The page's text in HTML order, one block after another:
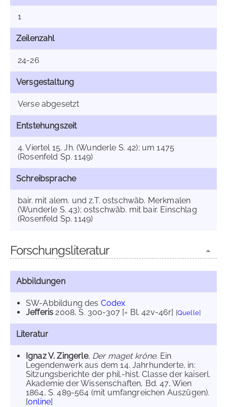
1
Zeilenzahl
24-26
Versgestaltung
Verse abgesetzt
Entstehungszeit
4. Viertel 15. Jh. (Wunderle S. 42); um 1475
(Rosenfeld Sp. 1149)
Schreibsprache
bair. mit alem. und z.T. ostschwäb. Merkmalen
(Wunderle S. 43); ostschwäb. mit bair. Einschlag
(Rosenfeld Sp. 1149)
Forschungsliteratur
Abbildungen
SW-Abbildung des Codex
Jefferis 2008, S. 300-307 [= Bl. 42v-46r] [Quelle]
Literatur
Ignaz V. Zingerle, Der maget krône. Ein
Legendenwerk aus dem 14. Jahrhunderte, in:
Sitzungsberichte der phil.-hist. Classe der kaiserl.
Akademie der Wissenschaften, Bd. 47, Wien
1864, S. 489-564 (mit umfangreichen Auszügen).
[online]